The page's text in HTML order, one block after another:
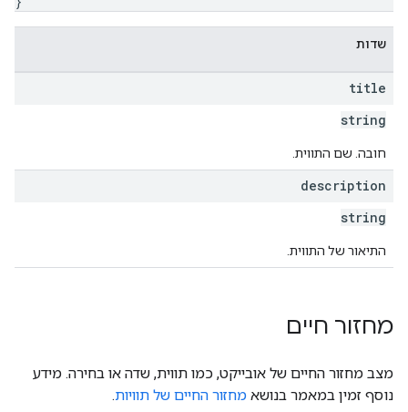
שדות
title
string
חובה. שם התווית.
description
string
התיאור של התווית.
מחזור חיים
מצב מחזור החיים של אובייקט, כמו תווית, שדה או בחירה. מידע
נוסף זמין במאמר בנושא מחזור החיים של תוויות.